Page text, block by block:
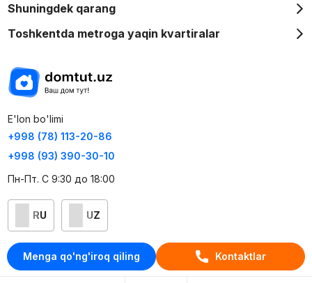
Menga qo'ng'iroq qiling Kontaktlar
Shuningdek qarang
Toshkentda metroga yaqin kvartiralar
E'lon bo'limi
+998 (78) 113-20-86
+998 (93) 390-30-10
Пн-Пт. С 9:30 до 18:00
RU UZ
Kontaktlar